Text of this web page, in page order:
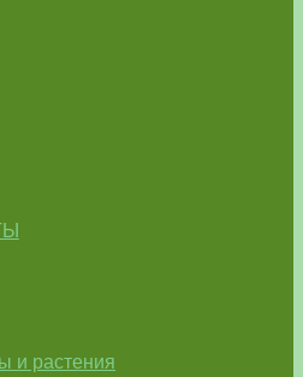
и растения